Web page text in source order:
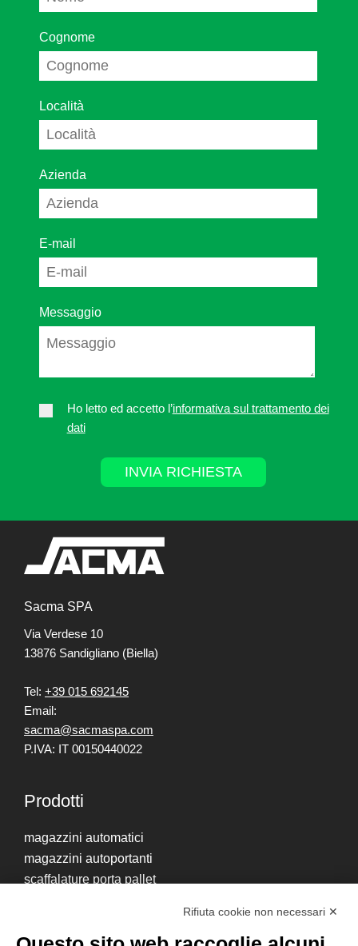
Cognome
Località
Azienda
E-mail
Messaggio
Ho letto ed accetto l’informativa sul trattamento dei
dati
Sacma SPA
Via Verdese 10
13876 Sandigliano (Biella)
Tel: +39 015 692145
Email:
sacma@sacmaspa.com
P.IVA: IT 00150440022
Prodotti
magazzini automatici
magazzini autoportanti
scaffalature porta pallet
soppalchi
Rifiuta cookie non necessari ✕